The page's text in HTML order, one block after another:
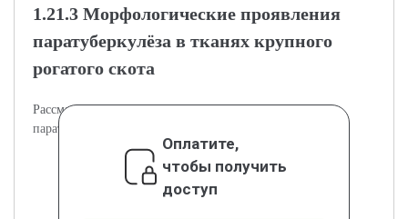
1.21.3 Морфологические проявления
паратуберкулёза в тканях крупного
рогатого скота
Рассматриваются характерные тканевые изменения при
паратуберкулёзе у КРС.
Оплатите,
чтобы получить
доступ